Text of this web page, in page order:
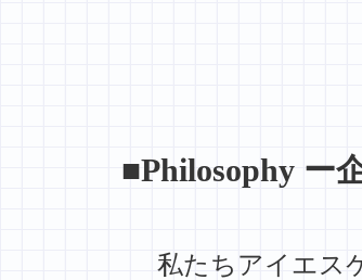
■Philosophy ー
私たちアイエス